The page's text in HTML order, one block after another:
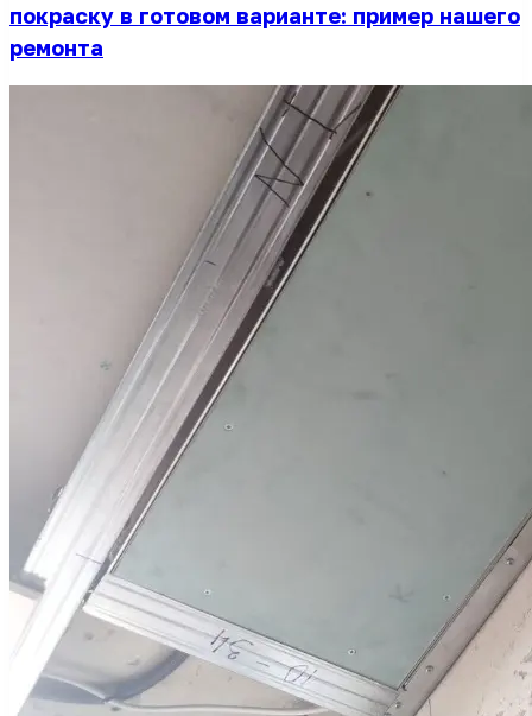
покраску в готовом варианте: пример нашего
ремонта